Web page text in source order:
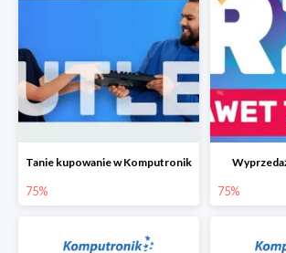
Tanie kupowanie w Komputronik
75% 75%